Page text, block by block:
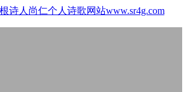
诗人尚仁个人诗歌网站www.sr4g.com